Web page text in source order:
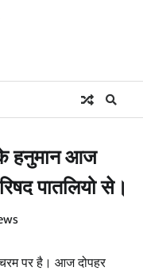
हनुमान आज
पातलियो से।
चरम पर है। आज दोपहर